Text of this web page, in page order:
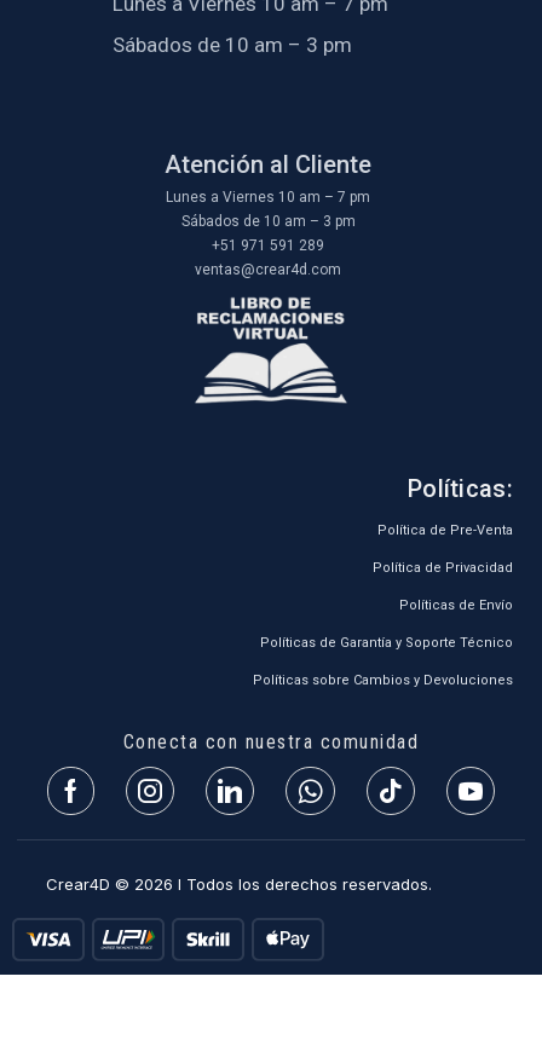
Sábados de 10 am – 3 pm
Atención al Cliente
Lunes a Viernes 10 am – 7 pm
Sábados de 10 am – 3 pm
+51 971 591 289
ventas@crear4d.com
Políticas:
Política de Pre-Venta
Política de Privacidad
Políticas de Envío
Políticas de Garantía y Soporte Técnico
Políticas sobre Cambios y Devoluciones
Conecta con nuestra comunidad
Crear4D © 2026 l Todos los derechos reservados.